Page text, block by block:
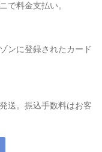
で料金支払い。
ンに登録されたカード
送。振込手数料はお客